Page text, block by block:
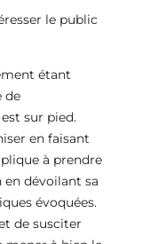
le public
étant
de
sur pied.
en faisant
à prendre
dévoilant sa
évoquées.
de susciter